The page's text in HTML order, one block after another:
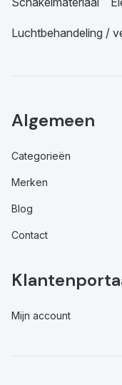
Luchtbehandeling /
Algemeen
Categorieën
Merken
Blog
Contact
Mijn account